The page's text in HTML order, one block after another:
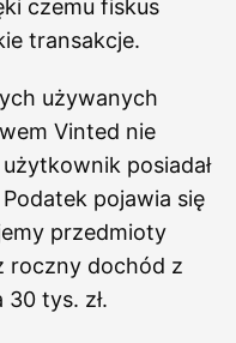
czemu fiskus
transakcje.
używanych
Vinted nie
posiadał
Podatek pojawia się
przedmioty
roczny dochód z
tys. zł.